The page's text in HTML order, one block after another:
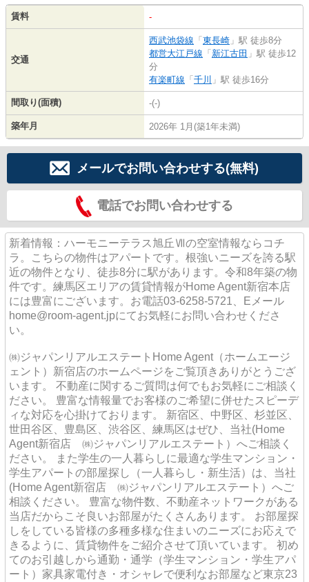
賃料 -
交通
西武池袋線 「 東長崎 」駅 徒歩8分
都営大江戸線 「 新江古田 」駅 徒歩12
分
有楽町線 「 千川 」駅 徒歩16分
間取り(面積) -(-)
築年月 2026年 1月(築1年未満)
メールでお問い合わせする(無料)
電話でお問い合わせする
新着情報：ハーモニーテラス旭丘Ⅶの空室情報ならコチ
ラ。こちらの物件はアパートです。根強いニーズを誇る駅
近の物件となり、徒歩8分に駅があります。令和8年築の物
件です。練馬区エリアの賃貸情報がHome Agent新宿本店
には豊富にございます。お電話03-6258-5721、Eメール
home@room-agent.jpにてお気軽にお問い合わせくださ
い。
㈱ジャパンリアルエステートHome Agent（ホームエージ
ェント）新宿店のホームページをご覧頂きありがとうござ
います。 不動産に関するご質問は何でもお気軽にご相談く
ださい。 豊富な情報量でお客様のご希望に併せたスピーデ
ィな対応を心掛けております。 新宿区、中野区、杉並区、
世田谷区、豊島区、渋谷区、練馬区はぜひ、当社(Home
Agent新宿店 ㈱ジャパンリアルエステート）へご相談く
ださい。 また学生の一人暮らしに最適な学生マンション・
学生アパートの部屋探し（一人暮らし・新生活）は、当社
(Home Agent新宿店 ㈱ジャパンリアルエステート）へご
相談ください。 豊富な物件数、不動産ネットワークがある
当店だからこそ良いお部屋がたくさんあります。 お部屋探
しをしている皆様の多種多様な住まいのニーズにお応えで
きるように、賃貸物件をご紹介させて頂いています。 初め
てのお引越しから通勤・通学（学生マンション・学生アパ
ート）家具家電付き・オシャレで便利なお部屋など東京23